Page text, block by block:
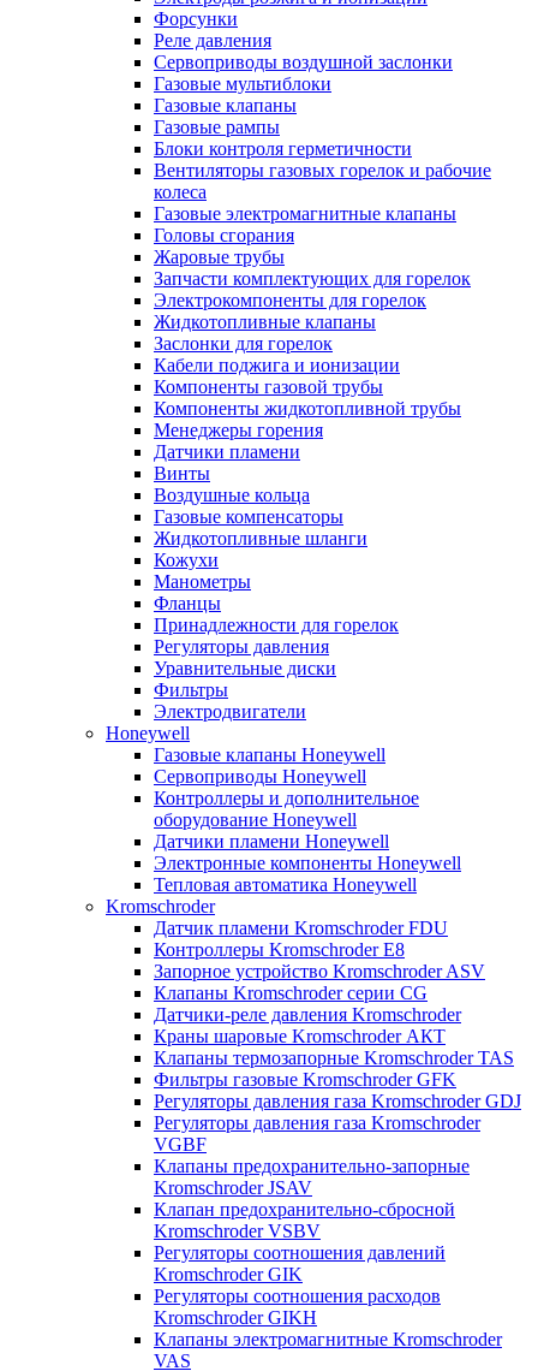
Форсунки
Реле давления
Сервоприводы воздушной заслонки
Газовые мультиблоки
Газовые клапаны
Газовые рампы
Блоки контроля герметичности
Вентиляторы газовых горелок и рабочие
колеса
Газовые электромагнитные клапаны
Головы сгорания
Жаровые трубы
Запчасти комплектующих для горелок
Электрокомпоненты для горелок
Жидкотопливные клапаны
Заслонки для горелок
Кабели поджига и ионизации
Компоненты газовой трубы
Компоненты жидкотопливной трубы
Менеджеры горения
Датчики пламени
Винты
Воздушные кольца
Газовые компенсаторы
Жидкотопливные шланги
Кожухи
Манометры
Фланцы
Принадлежности для горелок
Регуляторы давления
Уравнительные диски
Фильтры
Электродвигатели
Honeywell
Газовые клапаны Honeywell
Сервоприводы Honeywell
Контроллеры и дополнительное
оборудование Honeywell
Датчики пламени Honeywell
Электронные компоненты Honeywell
Тепловая автоматика Honeywell
Kromschroder
Датчик пламени Kromschroder FDU
Контроллеры Kromschroder E8
Запорное устройство Kromschroder ASV
Клапаны Kromschroder серии CG
Датчики-реле давления Kromschroder
Краны шаровые Kromschroder АКТ
Клапаны термозапорные Kromschroder TAS
Фильтры газовые Kromschroder GFK
Регуляторы давления газа Kromschroder GDJ
Регуляторы давления газа Kromschroder
VGBF
Клапаны предохранительно-запорные
Kromschroder JSAV
Клапан предохранительно-сбросной
Kromschroder VSBV
Регуляторы соотношения давлений
Kromschroder GIK
Регуляторы соотношения расходов
Kromschroder GIKH
Клапаны электромагнитные Kromschroder
VAS